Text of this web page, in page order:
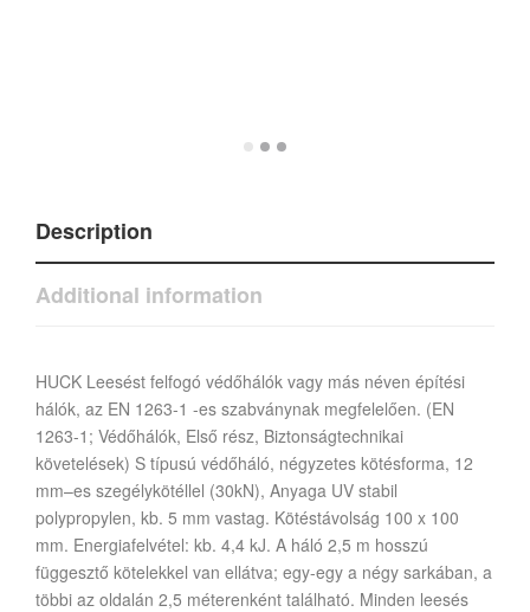
Description
Additional information
HUCK Leesést felfogó védőhálók vagy más néven építési
hálók, az EN 1263-1 -es szabványnak megfelelően. (EN
1263-1; Védőhálók, Első rész, Biztonságtechnikai
követelések) S típusú védőháló, négyzetes kötésforma, 12
mm–es szegélykötéllel (30kN), Anyaga UV stabil
polypropylen, kb. 5 mm vastag. Kötéstávolság 100 x 100
mm. Energiafelvétel: kb. 4,4 kJ. A háló 2,5 m hosszú
függesztő kötelekkel van ellátva; egy-egy a négy sarkában, a
többi az oldalán 2,5 méterenként található. Minden leesés